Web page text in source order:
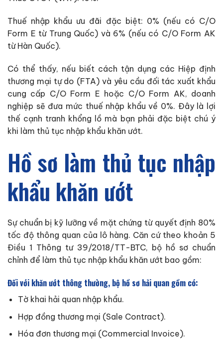
Thuế nhập khẩu ưu đãi đặc biệt: 0% (nếu có C/O
Form E từ Trung Quốc) và 6% (nếu có C/O Form AK
từ Hàn Quốc).
Có thể thấy, nếu biết cách tận dụng các Hiệp định
thương mại tự do (FTA) và yêu cầu đối tác xuất khẩu
cung cấp C/O Form E hoặc C/O Form AK, doanh
nghiệp sẽ đưa mức thuế nhập khẩu về 0%. Đây là lợi
thế cạnh tranh khổng lồ mà bạn phải đặc biệt chú ý
khi làm thủ tục nhập khẩu khăn ướt.
Hồ sơ làm thủ tục nhập
khẩu khăn ướt
Sự chuẩn bị kỹ lưỡng về mặt chứng từ quyết định 80%
tốc độ thông quan của lô hàng. Căn cứ theo khoản 5
Điều 1 Thông tư 39/2018/TT-BTC, bộ hồ sơ chuẩn
chỉnh để làm thủ tục nhập khẩu khăn ướt bao gồm:
Đối với khăn ướt thông thường, bộ hồ sơ hải quan gồm có:
Tờ khai hải quan nhập khẩu.
Hợp đồng thương mại (Sale Contract).
Hóa đơn thương mại (Commercial Invoice).